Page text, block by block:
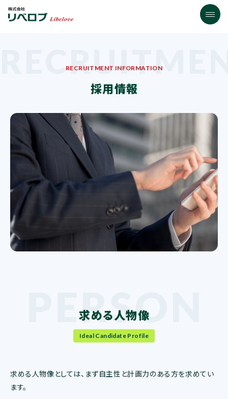
RECRUITMENT INFORMATION
採用情報
求める人物像
Ideal Candidate Profile
求める人物像としては、まず自主性と計画力のある方を求めてい
ます。